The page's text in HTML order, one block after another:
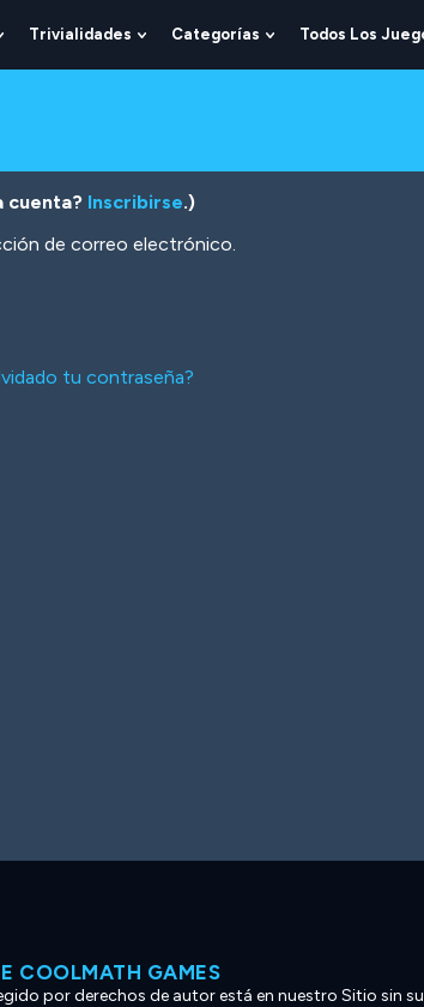
Show
Submenu
Trivialidades
Show
Submenu
Categorías
Show
Submenu
Todos Los
cuenta? Inscribirse.)
de correo electrónico.
tu contraseña?
COOLMATH GAMES
por derechos de autor está en nuestro Sitio sin